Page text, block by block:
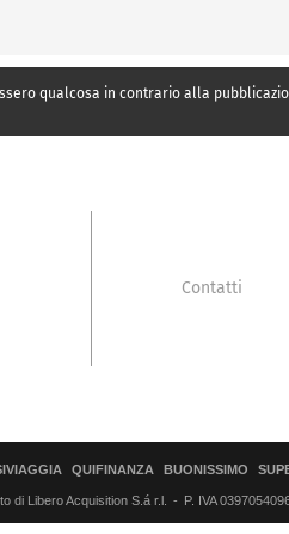
qualcosa in contrario alla
Contatti
QUIFINANZA BUONISSIMO
di Libero Acquisition S.á r.l. P. IVA